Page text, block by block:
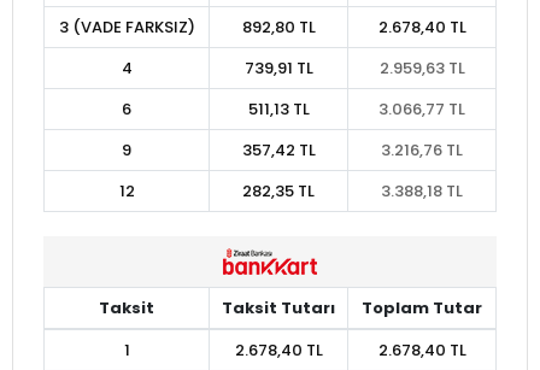
3 (VADE FARKSIZ)
892,80 TL
2.678,40 TL
4
739,91 TL
2.959,63 TL
6
511,13 TL
3.066,77 TL
9
357,42 TL
3.216,76 TL
12
282,35 TL 3.388,18 TL
Taksit Taksit Tutarı
Toplam Tutar
1
2.678,40 TL
2.678,40 TL